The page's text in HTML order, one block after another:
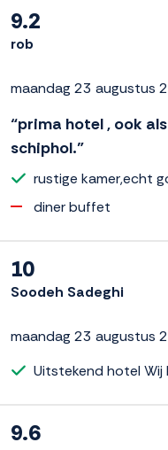
9.2
rob
maandag 23 augustus
“prima hotel , ook
schiphol.”
rustige kamer,echt
diner buffet
10
Soodeh Sadeghi
maandag 23 augustus
Uitstekend hotel Wij
9.6